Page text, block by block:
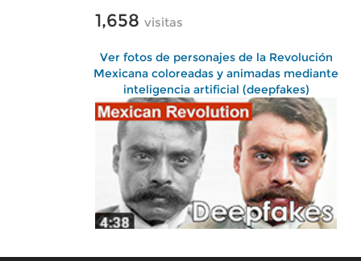
1,658 visitas
Ver fotos de personajes de la Revolución
Mexicana coloreadas y animadas mediante
inteligencia artificial (deepfakes)